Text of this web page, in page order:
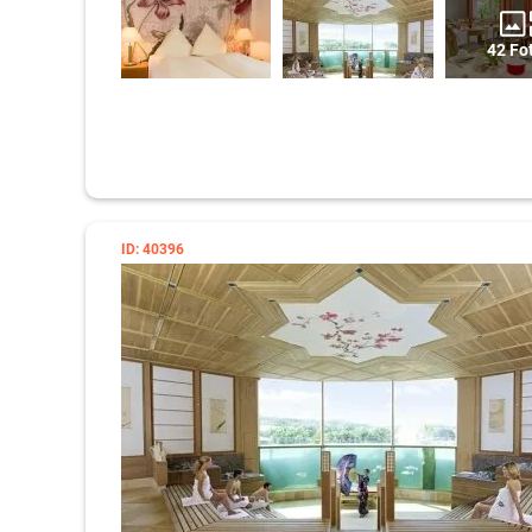
prägen das Landschaftsbild der Gegend und wollen
Für den Familienurlaub Odenwaldlohnend sind Ausflüge
die Tropfsteinhöhle Eberbach und hinein ins Schloss
Elfenbeinmuseum. Auf dem Gelände von
touristisches "Indoor"-Highlight im Odenwald, bei dem es
Der Kletterwald Wald-Michelbach im Odenwald bietet
Das Deutsche Drachenmuseum in Lindenfels klärt über
Erscheinen in Mythen, Märchen und Sagen auf - ein
Kinder.
Die Sommerrodelbahn Odenwaldbob ist eine
geöffnet. Auf der 1.000 m langen und ca. 3 1/2
Geschwindigkeiten von bis zu 40 km/h. In luftiger Höhe
Landstraße. Mit dem Lift geht es nach der Abfahrt zurück.
In den farbenfrohen Herbsttagen verzaubern die
große und kleine Besucher.
Der Märchenpfad Obrunnschlucht im Odenwald ist eine
42
ID: 40396